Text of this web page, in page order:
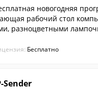
новогодняя
рабочий стол
разноцветными
настроение.
Бесплатно
Sender